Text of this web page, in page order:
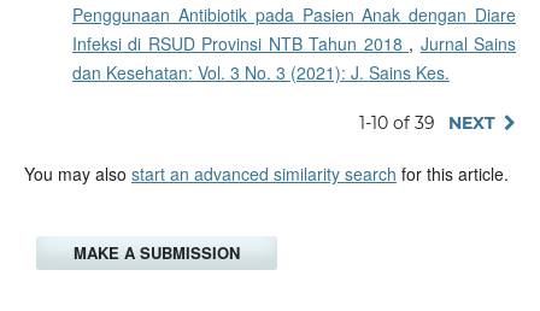
Penggunaan Antibiotik pada Pasien Anak dengan Diare
Infeksi di RSUD Provinsi NTB Tahun 2018 , Jurnal Sains
dan Kesehatan: Vol. 3 No. 3 (2021): J. Sains Kes.
1-10 of 39 NEXT
You may also start an advanced similarity search for this article.
MAKE A SUBMISSION